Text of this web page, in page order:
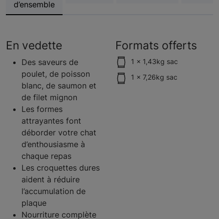
d’ensemble
En vedette
Des saveurs de
poulet, de poisson
blanc, de saumon et
de filet mignon
Les formes
attrayantes font
déborder votre chat
d’enthousiasme à
chaque repas
Les croquettes dures
aident à réduire
l’accumulation de
plaque
Nourriture complète
Formats offerts
1 x 1,43kg sac
1 x 7,26kg sac